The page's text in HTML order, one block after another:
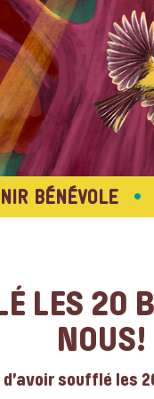
BÉNÉVOLE •
LES 20
NOUS!
soufflé les